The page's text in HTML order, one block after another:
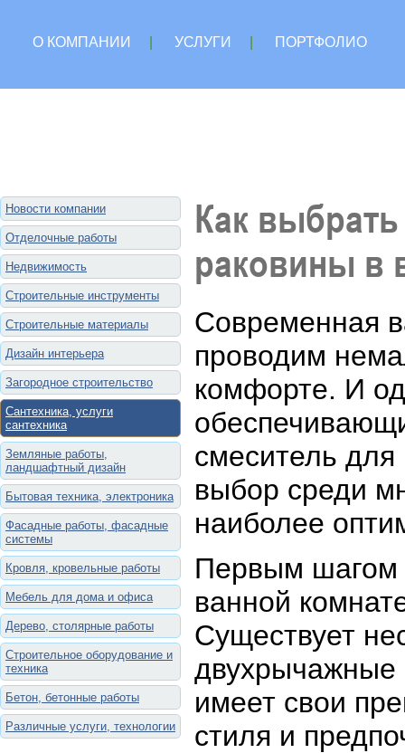
О КОМПАНИИ УСЛУГИ
ПОРТФОЛИО
Новости компании
Отделочные работы
Недвижимость
Строительные инструменты
Строительные материалы
Дизайн интерьера
Загородное строительство
Сантехника, услуги
сантехника
Земляные работы,
ландшафтный дизайн
Бытовая техника, электроника
Фасадные работы, фасадные
системы
Кровля, кровельные работы
Мебель для дома и офиса
Дерево, столярные работы
Строительное оборудование и
техника
Бетон, бетонные работы
Различные услуги, технологии
Как
раковины в
Современная
проводим
комфорте. И
смеситель
выбор среди
наиболее
Первым шагом
ванной
Существует
двухрычажные
имеет свои
стиля и